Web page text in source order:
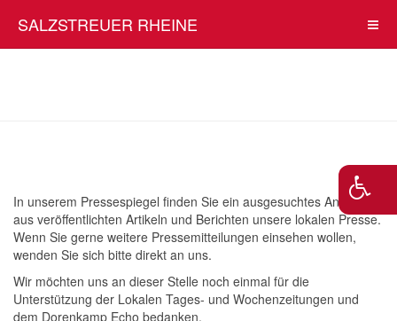
SALZSTREUER RHEINE
In unserem Pressespiegel finden Sie ein ausgesuchtes Angebot
aus veröffentlichten Artikeln und Berichten unsere lokalen Presse.
Wenn Sie gerne weitere Pressemitteilungen einsehen wollen,
wenden Sie sich bitte direkt an uns.
Wir möchten uns an dieser Stelle noch einmal für die
Unterstützung der Lokalen Tages- und Wochenzeitungen und
dem Dorenkamp Echo bedanken.